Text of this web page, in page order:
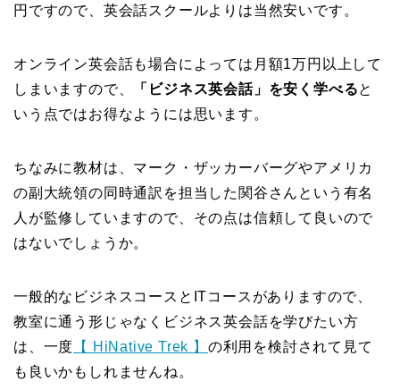
円ですので、英会話スクールよりは当然安いです。
オンライン英会話も場合によっては月額1万円以上して
しまいますので、
「ビジネス英会話」を安く学べると
いう点ではお得なようには思います。
ちなみに教材は、マーク・ザッカーバーグやアメリカ
の副大統領の同時通訳を担当した関谷さんという有名
人が監修していますので、その点は信頼して良いので
はないでしょうか。
一般的なビジネスコースとITコースがありますので、
教室に通う形じゃなくビジネス英会話を学びたい方
は、一度 【 HiNative Trek 】 の利用を検討されて見て
も良いかもしれませんね。